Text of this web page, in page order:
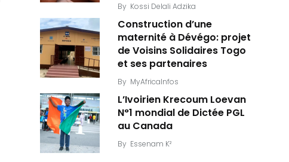
By Kossi Delali Adzika
Construction d’une
maternité à Dévégo: projet
de Voisins Solidaires Togo
et ses partenaires
By MyAfricaInfos
L’Ivoirien Krecoum Loevan
N°1 mondial de Dictée PGL
au Canada
By Essenam K²